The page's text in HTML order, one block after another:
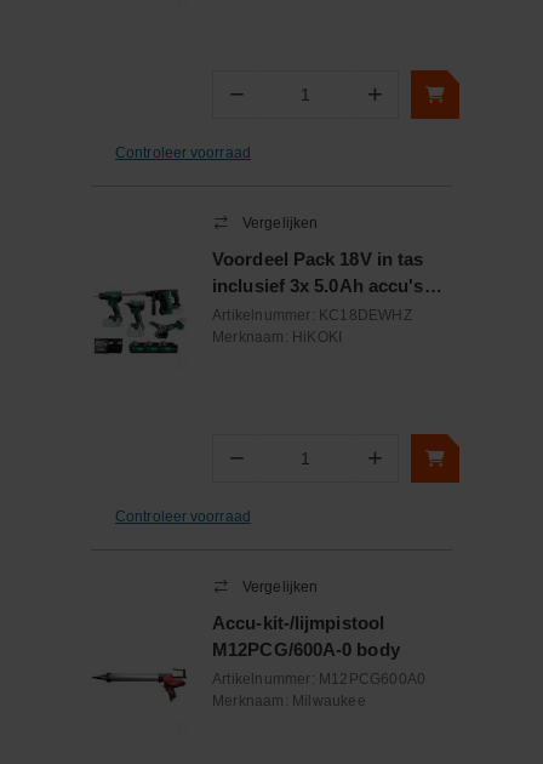
− Aantal +
Controleer voorraad
Vergelijken
Voordeel Pack 18V in tas
inclusief 3x 5.0Ah accu's
BSL1850MA en lader
Artikelnummer: KC18DEWHZ
Merknaam: HiKOKI
− Aantal +
Controleer voorraad
Vergelijken
Accu-kit-/lijmpistool
M12PCG/600A-0 body
Artikelnummer: M12PCG600A0
Merknaam: Milwaukee